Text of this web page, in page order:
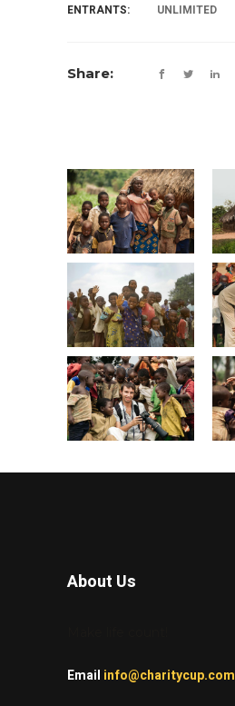
ENTRANTS:
UNLIMITED
Share:
About Us
Email info@charitycup.com